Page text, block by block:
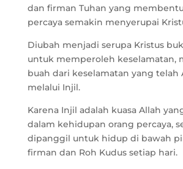
dan firman Tuhan yang
percaya semakin menyerupai
Diubah menjadi serupa Kristus
untuk memperoleh keselamatan,
buah dari keselamatan yang telah
melalui Injil.
Karena Injil adalah kuasa Allah
dalam kehidupan orang percaya,
dipanggil untuk hidup di bawah
firman dan Roh Kudus setiap hari.